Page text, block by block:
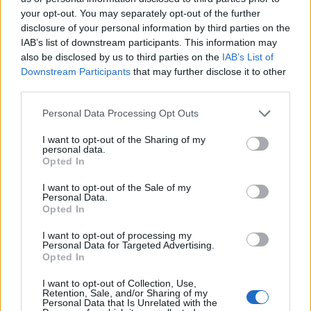
your opt-out. You may separately opt-out of the further
disclosure of your personal information by third parties on the
IAB’s list of downstream participants. This information may
also be disclosed by us to third parties on the IAB’s List of
Downstream Participants that may further disclose it to other
Personal Data Processing Opt Outs
I want to opt-out of the Sharing of my
personal data.
Opted In
I want to opt-out of the Sale of my
Personal Data.
Opted In
I want to opt-out of processing my
Personal Data for Targeted Advertising.
Opted In
I want to opt-out of Collection, Use,
Retention, Sale, and/or Sharing of my
Personal Data that Is Unrelated with the
spacca tra chi sogna nuove opportunità di lavoro e chi teme di
perdere per sempre la propria identità, l’incrollabile “no” di
Efisio si carica di un significato collettivo. Forte del valore delle
sue scelte e della memoria di chi è venuto prima di lui, Efisio
sa che a volte, proprio perché “la vita va così”, bisogna
Diretto da Riccardo Milani, il film è interpretato da Virginia
Giuseppe Ignazio Loi. Distribuito da Medusa Film.
UCI Cinemas
Il gruppo ODEON Cinemas Group è il più importante circuito
cinematografico europeo e fa capo alla società AMC
CINEMAS, leader sul territorio nazionale con 34 strutture
multiplex e un totale di 344 schermi.
Per assistere agli spettacoli è possibile acquistare i biglietti
presso le biglietterie automatiche UCI Cinemas, tramite App